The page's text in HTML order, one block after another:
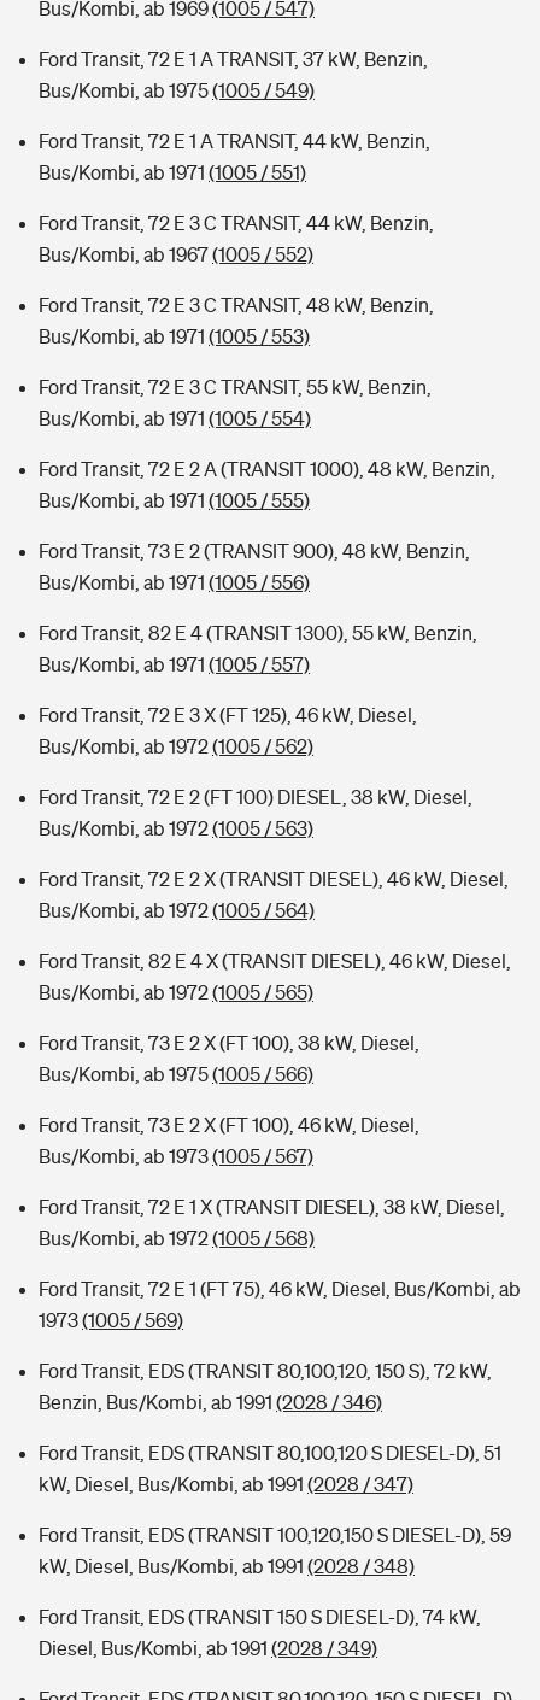
Bus/Kombi, ab 1969(1005 / 547)
Ford Transit, 72 E 1 A TRANSIT, 37 kW, Benzin,
Bus/Kombi, ab 1975(1005 / 549)
Ford Transit, 72 E 1 A TRANSIT, 44 kW, Benzin,
Bus/Kombi, ab 1971 (1005 / 551)
Ford Transit, 72 E 3 C TRANSIT, 44 kW, Benzin,
Bus/Kombi, ab 1967(1005 / 552)
Ford Transit, 72 E 3 C TRANSIT, 48 kW, Benzin,
Bus/Kombi, ab 1971 (1005 / 553)
Ford Transit, 72 E 3 C TRANSIT, 55 kW, Benzin,
Bus/Kombi, ab 1971 (1005 / 554)
Ford Transit, 72 E 2 A (TRANSIT 1000), 48 kW, Benzin,
Bus/Kombi, ab 1971 (1005 / 555)
Ford Transit, 73 E 2 (TRANSIT 900), 48 kW, Benzin,
Bus/Kombi, ab 1971 (1005 / 556)
Ford Transit, 82 E 4 (TRANSIT 1300), 55 kW, Benzin,
Bus/Kombi, ab 1971 (1005 / 557)
Ford Transit, 72 E 3 X (FT 125), 46 kW, Diesel,
Bus/Kombi, ab 1972(1005 / 562)
Ford Transit, 72 E 2 (FT 100) DIESEL, 38 kW, Diesel,
Bus/Kombi, ab 1972(1005 / 563)
Ford Transit, 72 E 2 X (TRANSIT DIESEL), 46 kW, Diesel,
Bus/Kombi, ab 1972(1005 / 564)
Ford Transit, 82 E 4 X (TRANSIT DIESEL), 46 kW, Diesel,
Bus/Kombi, ab 1972(1005 / 565)
Ford Transit, 73 E 2 X (FT 100), 38 kW, Diesel,
Bus/Kombi, ab 1975(1005 / 566)
Ford Transit, 73 E 2 X (FT 100), 46 kW, Diesel,
Bus/Kombi, ab 1973(1005 / 567)
Ford Transit, 72 E 1 X (TRANSIT DIESEL), 38 kW, Diesel,
Bus/Kombi, ab 1972(1005 / 568)
Ford Transit, 72 E 1 (FT 75), 46 kW, Diesel, Bus/Kombi, ab
1973(1005 / 569)
Ford Transit, EDS (TRANSIT 80,100,120, 150 S), 72 kW,
Benzin, Bus/Kombi, ab 1991 (2028 / 346)
Ford Transit, EDS (TRANSIT 80,100,120 S DIESEL-D), 51
kW, Diesel, Bus/Kombi, ab 1991 (2028 / 347)
Ford Transit, EDS (TRANSIT 100,120,150 S DIESEL-D), 59
kW, Diesel, Bus/Kombi, ab 1991 (2028 / 348)
Ford Transit, EDS (TRANSIT 150 S DIESEL-D), 74 kW,
Diesel, Bus/Kombi, ab 1991 (2028 / 349)